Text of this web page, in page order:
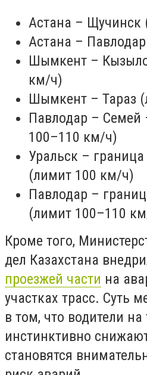
Астана –
Астана –
Шымкент –
км/ч)
Шымкент – Тараз
Павлодар – Семей
100–110 км/ч)
Уральск –
(лимит 100 км/ч)
Павлодар –
(лимит 100–110
Кроме того,
дел Казахстана
проезжей части на
участках трасс. Суть
в том, что водители на
инстинктивно
становятся